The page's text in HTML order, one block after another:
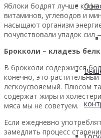
О
Яблоки бодрят лучше
витаминов, углеводов и
насыщают организм
почувствовали упадок
Брокколи – кладезь
В брокколи содержится
конечно, это
легкоусвояемый. Плюсом
содержат жиры и
мяса мы не советуем.
Если ежедневно
замедлить процесс